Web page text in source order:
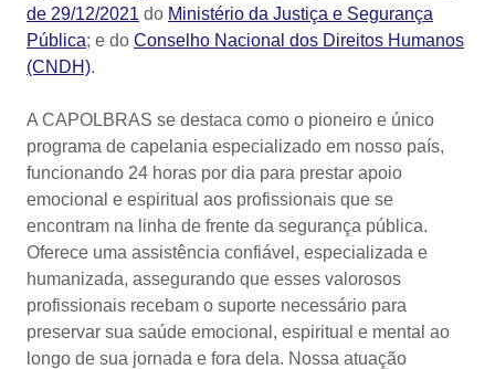
de 29/12/2021 do Ministério da Justiça e Segurança
Pública; e do Conselho Nacional dos Direitos Humanos
(CNDH).
A CAPOLBRAS se destaca como o pioneiro e único
programa de capelania especializado em nosso país,
funcionando 24 horas por dia para prestar apoio
emocional e espiritual aos profissionais que se
encontram na linha de frente da segurança pública.
Oferece uma assistência confiável, especializada e
humanizada, assegurando que esses valorosos
profissionais recebam o suporte necessário para
preservar sua saúde emocional, espiritual e mental ao
longo de sua jornada e fora dela. Nossa atuação